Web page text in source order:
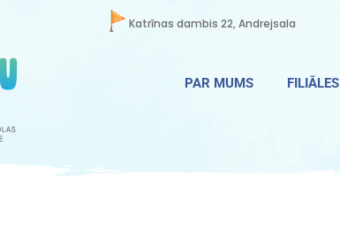
Katrīnas dambis 22, Andrejsala
PAR MUMS FILIĀLES